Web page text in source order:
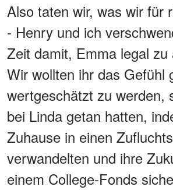
Also taten wir, was wir für
- Henry und ich
Zeit damit, Emma legal zu
Wir wollten ihr das Gefühl
wertgeschätzt zu werden,
bei Linda getan hatten,
Zuhause in einen
verwandelten und ihre
einem College-Fonds